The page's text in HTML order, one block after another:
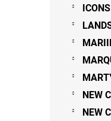
ICONS
NEW
NEW